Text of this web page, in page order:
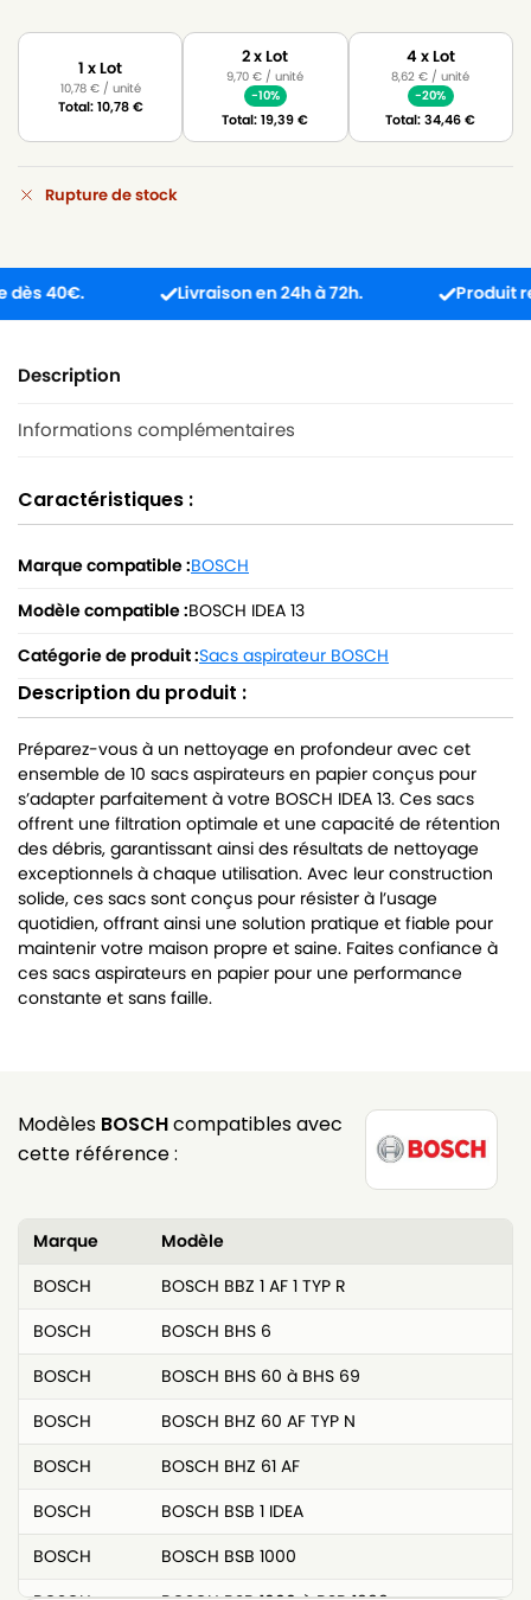
1 x Lot
10,78 €/ unité
Total:10,78€
2 x Lot
9,70€ / unité
-10%
Total:19,39€
4 x Lot
8,62€ / unité
-20%
Total:34,46€
Rupture de stock
Livraison en 24h à 72h. Produit reçu
Description
Informations complémentaires
Caractéristiques :
Marque compatible :BOSCH
Modèle compatible :BOSCH IDEA 13
Catégorie de produit :Sacs aspirateur BOSCH
Description du produit :
Préparez-vous à un nettoyage en profondeur avec cet
ensemble de 10 sacs aspirateurs en papier conçus pour
s’adapter parfaitement à votre BOSCH IDEA 13. Ces sacs
offrent une filtration optimale et une capacité de rétention
des débris, garantissant ainsi des résultats de nettoyage
exceptionnels à chaque utilisation. Avec leur construction
solide, ces sacs sont conçus pour résister à l’usage
quotidien, offrant ainsi une solution pratique et fiable pour
maintenir votre maison propre et saine. Faites confiance à
ces sacs aspirateurs en papier pour une performance
constante et sans faille.
Modèles BOSCHcompatibles avec
cette référence :
Marque
Modèle
BOSCH
BOSCH BBZ 1 AF 1 TYP R
BOSCH
BOSCH BHS 6
BOSCH
BOSCH BHS 60 à BHS 69
BOSCH
BOSCH BHZ 60 AF TYP N
BOSCH
BOSCH BHZ 61 AF
BOSCH
BOSCH BSB 1 IDEA
BOSCH
BOSCH BSB 1000